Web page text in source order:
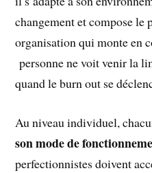
changement et compose le
organisation qui monte en
personne ne voit venir la
quand le burn out se
Au niveau individuel,
son mode de
perfectionnistes doivent